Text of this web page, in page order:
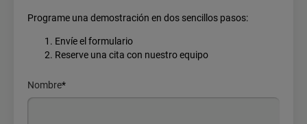
Programe una demostración en dos sencillos pasos:
Envíe el formulario
Reserve una cita con nuestro equipo
*
Nombre